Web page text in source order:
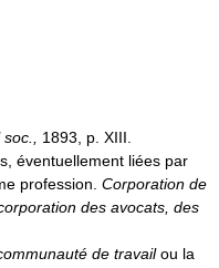
1893, p. XIII.
éventuellement liées par
profession. Corporation de
des avocats, des
de travailou la